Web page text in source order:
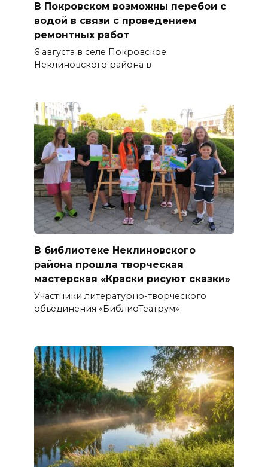
В Покровском возможны перебои с
водой в связи с проведением
ремонтных работ
6 августа в селе Покровское
Неклиновского района в
В библиотеке Неклиновского
района прошла творческая
мастерская «Краски рисуют сказки»
Участники литературно-творческого
объединения «БиблиоТеатрум»